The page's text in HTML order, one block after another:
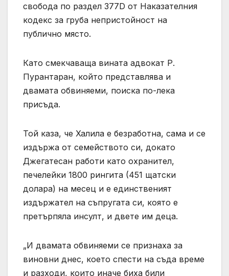
свобода по раздел 377D от Наказателния
кодекс за груба непристойност на
публично място.
Като смекчаваща вината адвокат Р.
Пурантаран, който представлява и
двамата обвиняеми, поиска по-лека
присъда.
Той каза, че Халила е безработна, сама и се
издържа от семейството си, докато
Джегатесан работи като охранител,
печелейки 1800 рингита (451 щатски
долара) на месец и е единственият
издържател на съпругата си, която е
претърпяла инсулт, и двете им деца.
„И двамата обвиняеми се признаха за
виновни днес, което спести на съда време
и разходи, които иначе биха били